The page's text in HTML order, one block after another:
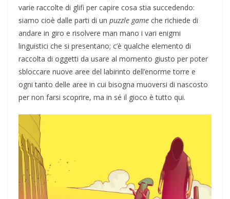
varie raccolte di glifi per capire cosa stia succedendo:
siamo cioè dalle parti di un puzzle game che richiede di
andare in giro e risolvere man mano i vari enigmi
linguistici che si presentano; c’è qualche elemento di
raccolta di oggetti da usare al momento giusto per poter
sbloccare nuove aree del labirinto dell’enorme torre e
ogni tanto delle aree in cui bisogna muoversi di nascosto
per non farsi scoprire, ma in sé il gioco è tutto qui.